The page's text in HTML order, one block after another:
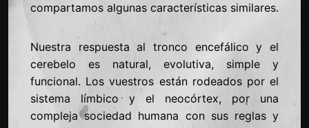
compartamos algunas características similares.
Nuestra respuesta al tronco encefálico y el
cerebelo es natural, evolutiva, simple y
funcional. Los vuestros están rodeados por el
sistema límbico y el neocórtex, por una
compleja sociedad humana con sus reglas y